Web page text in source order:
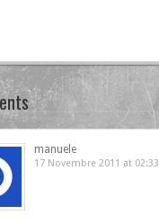
manuele
17 Novembre 2011 at 02:33